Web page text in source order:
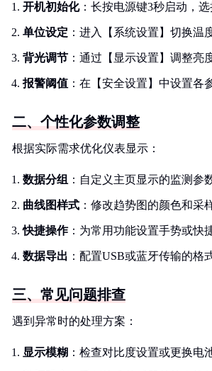
开机初始化：长按电源键3秒启动，
单位设定 ：进入【系统设置】切换温
背光调节 ：通过【显示设置】调整亮
报警阈值 ：在【安全设置】中设置各
二、个性化参数调整
根据实际需求优化仪表显示：
数据分组 ：自定义主页显示的监测参
曲线图样式 ：修改趋势图的颜色和采
快捷操作：为常用功能设置手势或快
数据导出 ：配置USB或蓝牙传输的格
三、常见问题排查
遇到异常时的处理方案：
显示模糊 ：检查对比度设置或更换电